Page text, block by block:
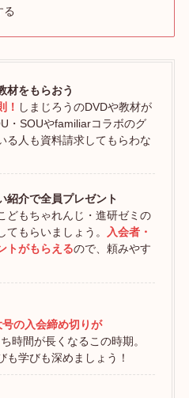
る
材をもらおう
！ しまじろうのDVDや教材が
・SOUやfamiliarコラボのグ
る人も資料請求してもらわな
紹介で全員プレゼント
どもちゃれんじ・進研ゼミの
もらいましょう。 入会者・
トがもらえるので、頼みやす
の入会締め切りが
時間が長くなるこの時期。
も学びも深めましょう！